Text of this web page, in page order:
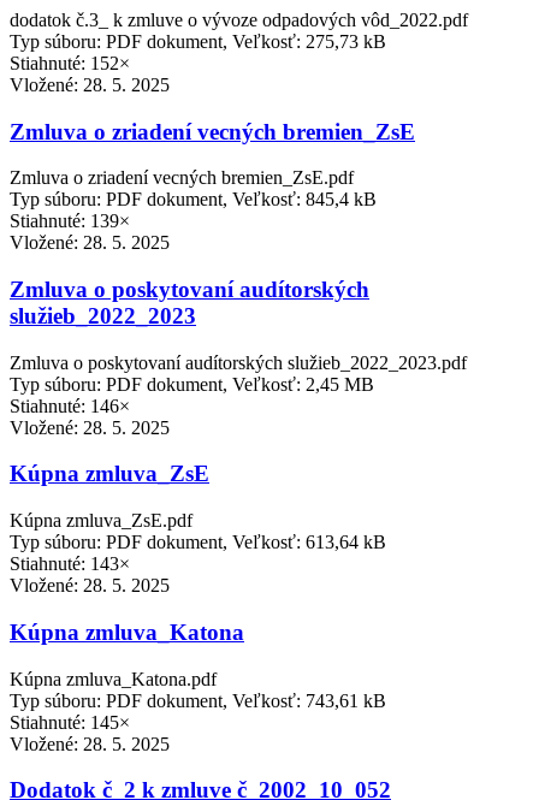
dodatok č.3_ k zmluve o vývoze odpadových vôd_2022.pdf
Typ súboru: PDF dokument, Veľkosť: 275,73 kB
Stiahnuté: 152×
Vložené: 28. 5. 2025
Zmluva o zriadení vecných bremien_ZsE
Zmluva o zriadení vecných bremien_ZsE.pdf
Typ súboru: PDF dokument, Veľkosť: 845,4 kB
Stiahnuté: 139×
Vložené: 28. 5. 2025
Zmluva o poskytovaní audítorských
služieb_2022_2023
Zmluva o poskytovaní audítorských služieb_2022_2023.pdf
Typ súboru: PDF dokument, Veľkosť: 2,45 MB
Stiahnuté: 146×
Vložené: 28. 5. 2025
Kúpna zmluva_ZsE
Kúpna zmluva_ZsE.pdf
Typ súboru: PDF dokument, Veľkosť: 613,64 kB
Stiahnuté: 143×
Vložené: 28. 5. 2025
Kúpna zmluva_Katona
Kúpna zmluva_Katona.pdf
Typ súboru: PDF dokument, Veľkosť: 743,61 kB
Stiahnuté: 145×
Vložené: 28. 5. 2025
Dodatok č_2 k zmluve č_2002_10_052